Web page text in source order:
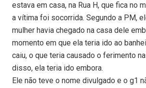
estava em casa, na Rua H, que fica no
a vítima foi socorrida. Segundo a PM,
mulher havia chegado na casa dele
momento em que ela teria ido ao
caiu, o que teria causado o ferimento
disso, ela teria ido embora.
Ele não teve o nome divulgado e o g1